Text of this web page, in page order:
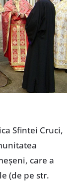
Sfintei Cruci,
care a
(de pe str.